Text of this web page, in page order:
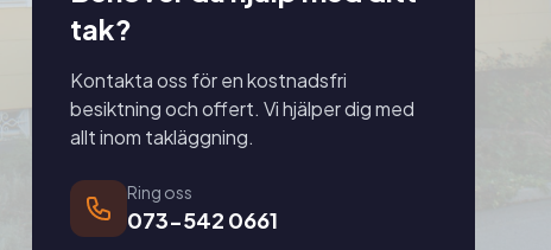
tak?
Kontakta oss för en kostnadsfri
besiktning och offert. Vi hjälper dig med
allt inom takläggning.
Ring oss
073-542 0661